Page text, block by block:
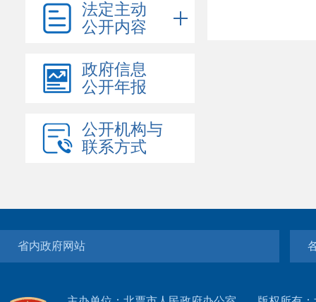
法定主动
公开内容
政府信息
公开年报
公开机构与
联系方式
省内政府网站